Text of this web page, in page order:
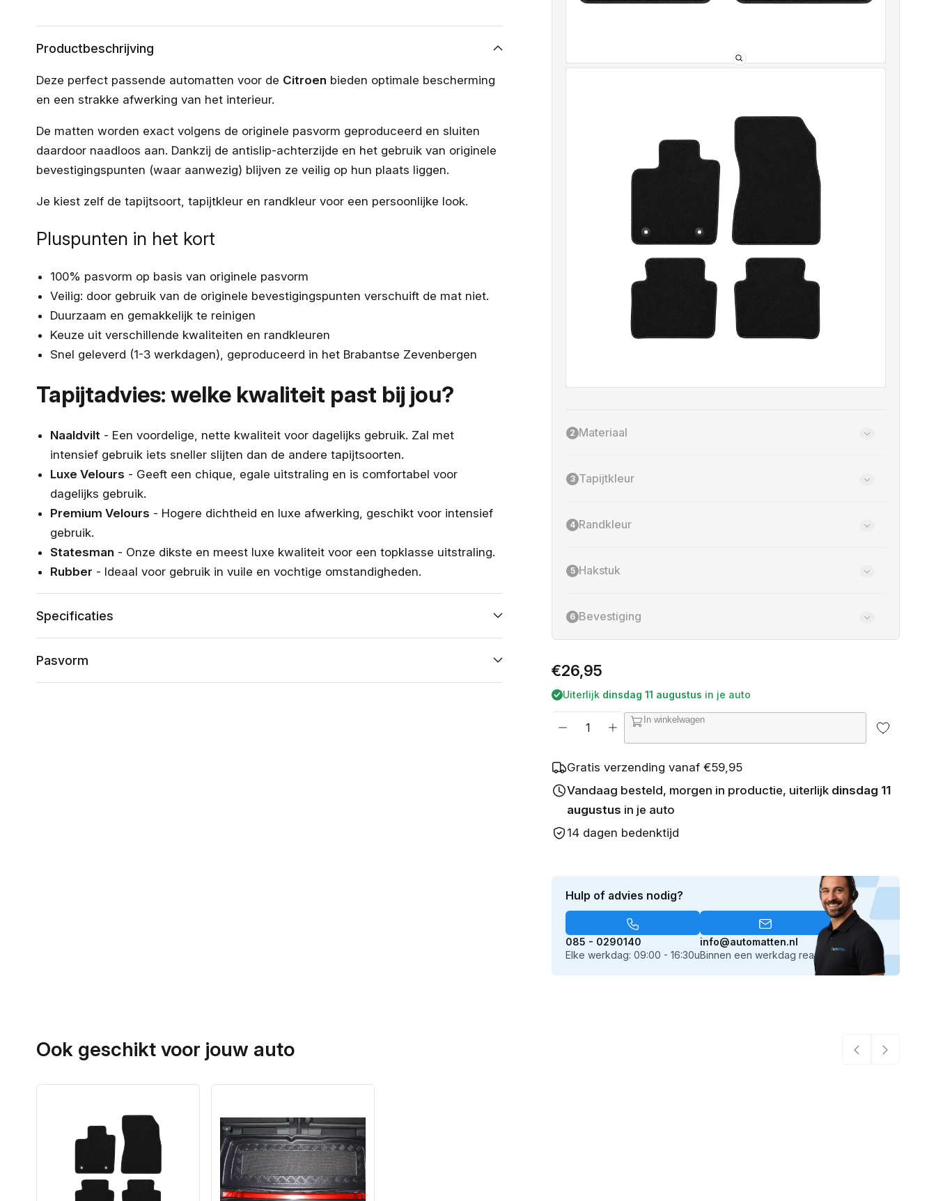
Productbeschrijving
Deze perfect passende automatten voor de Citroen bieden optimale bescherming
en een strakke afwerking van het interieur.
De matten worden exact volgens de originele pasvorm geproduceerd en sluiten
daardoor naadloos aan. Dankzij de antislip-achterzijde en het gebruik van originele
bevestigingspunten (waar aanwezig) blijven ze veilig op hun plaats liggen.
Je kiest zelf de tapijtsoort, tapijtkleur en randkleur voor een persoonlijke look.
Pluspunten in het kort
100% pasvorm op basis van originele pasvorm
Veilig: door gebruik van de originele bevestigingspunten verschuift de mat niet.
Duurzaam en gemakkelijk te reinigen
Keuze uit verschillende kwaliteiten en randkleuren
Snel geleverd (1-3 werkdagen), geproduceerd in het Brabantse Zevenbergen
Tapijtadvies: welke kwaliteit past bij jou?
Naaldvilt - Een voordelige, nette kwaliteit voor dagelijks gebruik. Zal met
intensief gebruik iets sneller slijten dan de andere tapijtsoorten.
Luxe Velours - Geeft een chique, egale uitstraling en is comfortabel voor
dagelijks gebruik.
Premium Velours - Hogere dichtheid en luxe afwerking, geschikt voor intensief
gebruik.
Statesman - Onze dikste en meest luxe kwaliteit voor een topklasse uitstraling.
Rubber - Ideaal voor gebruik in vuile en vochtige omstandigheden.
Specificaties
Pasvorm
2 Materiaal
3 Tapijtkleur
4 Randkleur
5 Hakstuk
6 Bevestiging
Normale
prijs
€26,95
Uiterlijk dinsdag 11 augustus in je auto
Aantal
voor
Automatten
Citroen
C2
2010)
Aantal
verhogen
voor
Automatten
Citroen
C2
2010)
In winkelwagen
Gratis verzending vanaf €59,95
Vandaag besteld, morgen in productie, uiterlijk dinsdag 11
augustus in je auto
14 dagen bedenktijd
Hulp of advies nodig?
085 - 0290140
Elke werkdag: 09:00 - 16:30u
info@automatten.nl
Binnen een werkdag reactie
Ook geschikt voor jouw auto